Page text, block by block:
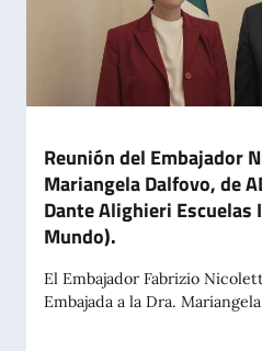
Reunión del Embajador
Mariangela Dalfovo, de
Dante Alighieri Escuelas
Mundo).
El Embajador Fabrizio
Embajada a la Dra.